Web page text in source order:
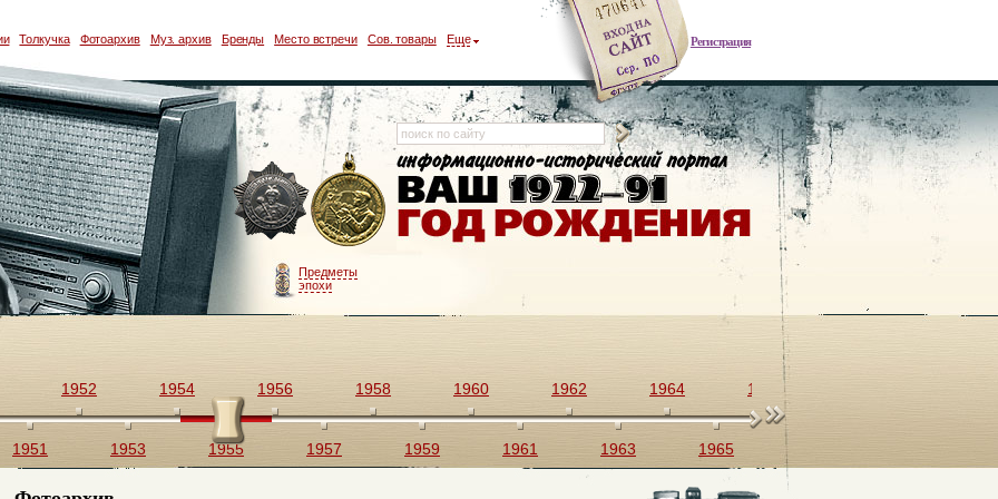
Регистрация
Толкучка Фотоархив Муз. архив Бренды Место встречи Сов. товары Еще
Предметы
эпохи
1951
1952
1953
1954
1955
1956
1957
1958
1959
1960
1961
1962
1963
1964
1965
1966